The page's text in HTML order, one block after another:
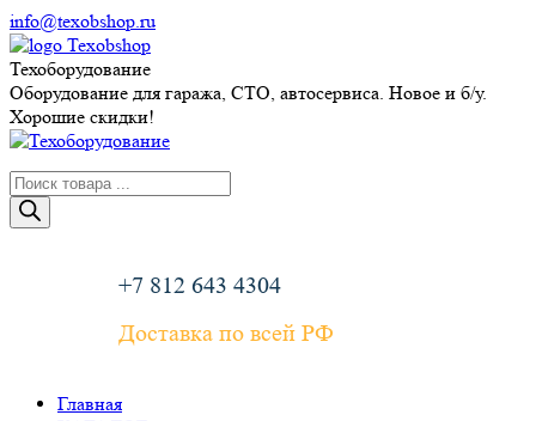
Перейти
к
содержанию
info@texobshop.ru
Telegram
page
opens
in
new
Whatsapp
page
opens
in
new
Вконтакте
page
opens
in
new
Сайт
page
opens
in
new
Техоборудование
Оборудование для гаража, СТО, автосервиса. Новое и б/у.
Хорошие скидки!
Поиск
товаров
+7 812 643 4304
Доставка по всей РФ
Главная